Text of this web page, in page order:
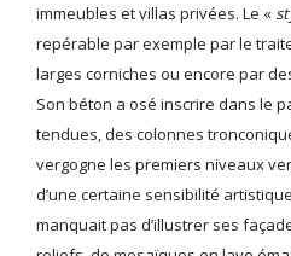
immeubles et villas privées. Le «
repérable par exemple par le
larges corniches ou encore par
Son béton a osé inscrire dans le
tendues, des colonnes
vergogne les premiers niveaux
d’une certaine sensibilité
manquait pas d’illustrer ses